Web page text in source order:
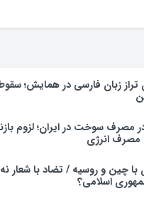
در جامعه اسلامی/زنگ خطری
زبان فارسی در همایش؛
مصرف سوخت در ایران؛ لزوم